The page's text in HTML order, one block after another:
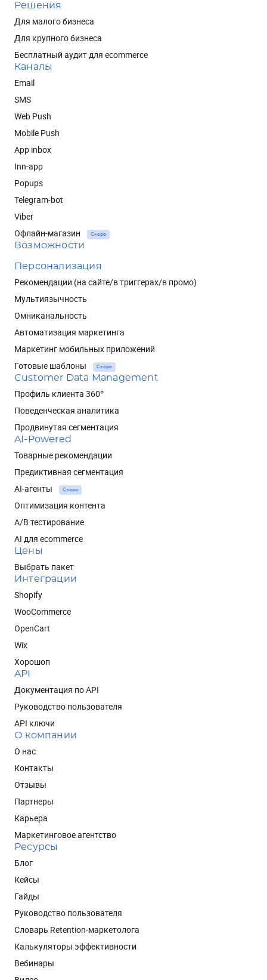
Решения
Для малого бизнеса
Для крупного бизнеса
Бесплатный аудит для ecommerce
Каналы
Email
SMS
Web Push
Mobile Push
App inbox
Inn-app
Popups
Telegram-bot
Viber
Офлайн-магазин
Скоро
Возможности
Персонализация
Рекомендации (на сайте/в триггерах/в промо)
Мультиязычность
Омниканальность
Автоматизация маркетинга
Маркетинг мобильных приложений
Готовые шаблоны
Скоро
Customer Data Management
Профиль клиента 360°
Поведенческая аналитика
Продвинутая сегментация
AI-Powered
Товарные рекомендации
Предиктивная сегментация
AI-агенты
Скоро
Оптимизация контента
A/B тестирование
AI для ecommerce
Цены
Выбрать пакет
Интеграции
Shopify
WooCommerce
OpenCart
Wix
Хорошоп
API
Документация по API
Руководство пользователя
API ключи
О компании
О нас
Контакты
Отзывы
Партнеры
Карьера
Маркетинговое агентство
Ресурсы
Блог
Кейсы
Гайды
Руководство пользователя
Словарь Retention-маркетолога
Калькуляторы эффективности
Вебинары